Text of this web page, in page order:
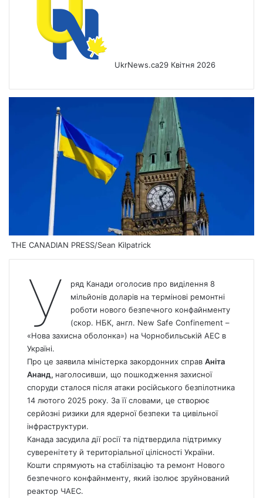
UkrNews.ca29 Квітня 2026
THE CANADIAN PRESS/Sean Kilpatrick
У
ряд Канади оголосив про виділення 8
мільйонів доларів на термінові ремонтні
роботи нового безпечного конфайнменту
(скор. НБК, англ. New Safe Confinement –
«Нова захисна оболонка») на Чорнобильській АЕС в
Україні.
Про це заявила міністерка закордонних справ Аніта
Ананд, наголосивши, що пошкодження захисної
споруди сталося після атаки російського безпілотника
14 лютого 2025 року. За її словами, це створює
серйозні ризики для ядерної безпеки та цивільної
інфраструктури.
Канада засудила дії росії та підтвердила підтримку
суверенітету й територіальної цілісності України.
Кошти спрямують на стабілізацію та ремонт Нового
безпечного конфайнменту, який ізолює зруйнований
реактор ЧАЕС.